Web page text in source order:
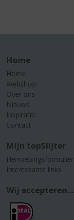
Home
Home
Webshop
Over ons
Nieuws
Inspiratie
Contact
Mijn topSlijter
Herroepingsformulier
Interessante links
Wij accepteren...